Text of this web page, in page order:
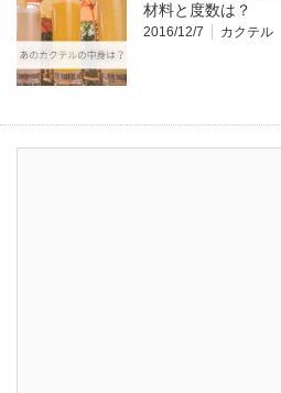
材料と度数は？
2016/12/7 カクテル